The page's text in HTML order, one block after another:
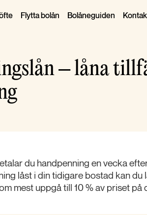
Flytta bolån Bolåneguiden
– låna
du handpenning en vecka
låst i din tidigare bostad kan du
mest uppgå till 10 % av priset på